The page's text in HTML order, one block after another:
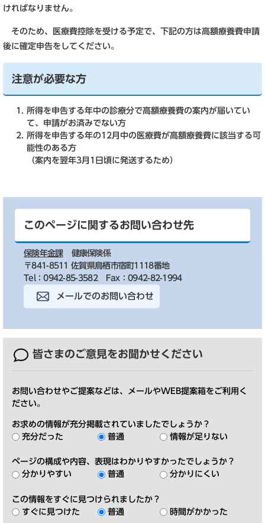
ければなりません。
そのため、医療費控除を受ける予定で、下記の方は高額療養費申請
後に確定申告をしてください。
注意が必要な方
所得を申告する年中の診療分で高額療養費の案内が届いてい
て、申請がお済みでない方
所得を申告する年の12月中の医療費が高額療養費に該当する可
能性のある方
（案内を翌年3月1日頃に発送するため）
このページに関するお問い合わせ先
保険年金課
健康保険係
〒841-8511 佐賀県鳥栖市宿町1118番地
Tel：0942-85-3582
Fax：0942-82-1994
メールでのお問い合わせ
皆さまのご意見をお聞かせください
お問い合わせやご提案などは、メールやWEB提案箱をご利用く
ださい。
お求めの情報が充分掲載されていましたでしょうか？
充分だった
普通 情報が足りない
ページの構成や内容、表現はわかりやすかったでしょうか？
分かりやすい
普通 分かりにくい
この情報をすぐに見つけられましたか？
すぐに見つけた
普通 時間がかかった